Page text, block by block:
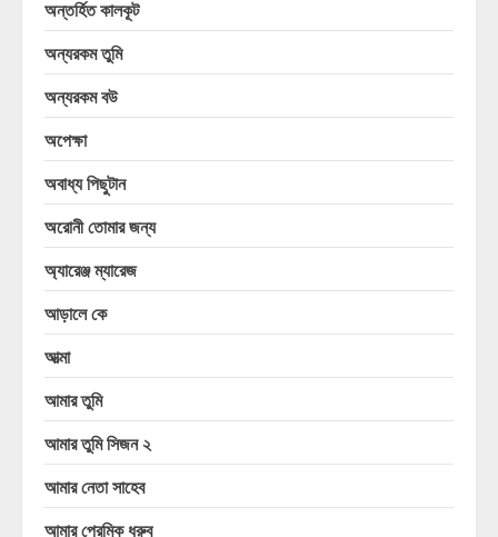
অন্তর্হিত কালকূট
অন্যরকম তুমি
অন্যরকম বউ
অপেক্ষা
অবাধ্য পিছুটান
অরোনী তোমার জন্য
অ্যারেঞ্জ ম্যারেজ
আড়ালে কে
আত্মা
আমার তুমি
আমার তুমি সিজন ২
আমার নেতা সাহেব
আমার প্রেমিক ধ্রুব